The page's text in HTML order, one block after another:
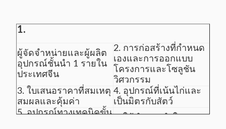
1.
ผู้จัดจำหน่ายและผู้ผลิต
อุปกรณ์ชั้นนำ 1 รายใน
ประเทศจีน
2. การก่อสร้างที่กำหนด
เองและการออกแบบ
โครงการและโซลูชัน
วิศวกรรม
3. ใบเสนอราคาที่สมเหตุ
สมผลและคุ้มค่า
4. อุปกรณ์ที่เน้นไก่และ
เป็นมิตรกับสัตว์
5. อุปกรณ์ทางเทคนิคขั้น